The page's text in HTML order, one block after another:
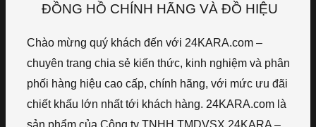
ĐỒNG HỒ CHÍNH HÃNG VÀ ĐỒ HIỆU
Chào mừng quý khách đến với 24KARA.com –
chuyên trang chia sẻ kiến thức, kinh nghiệm và phân
phối hàng hiệu cao cấp, chính hãng, với mức ưu đãi
chiết khấu lớn nhất tới khách hàng. 24KARA.com là
sản phẩm của Công ty TNHH TMDVSX 24KARA –